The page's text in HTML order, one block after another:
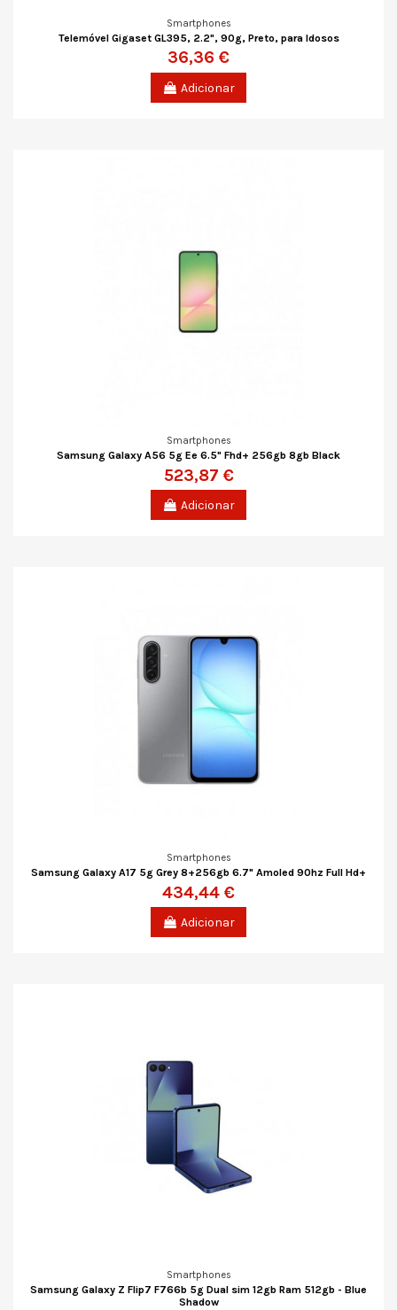
Smartphones
Telemóvel Gigaset GL395, 2.2", 90g, Preto, para Idosos
36,36 €
Adicionar
Smartphones
Samsung Galaxy A56 5g Ee 6.5" Fhd+ 256gb 8gb Black
523,87 €
Adicionar
Smartphones
Samsung Galaxy A17 5g Grey 8+256gb 6.7" Amoled 90hz Full Hd+
434,44 €
Adicionar
Smartphones
Samsung Galaxy Z Flip7 F766b 5g Dual sim 12gb Ram 512gb - Blue
Shadow